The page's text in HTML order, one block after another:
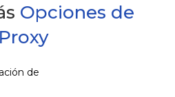
IP, asegurando que tus
permanezcan privadas y
Opciones de
de